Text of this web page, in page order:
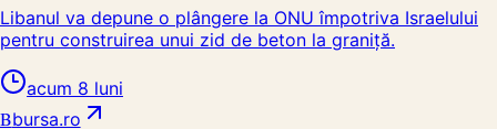
Libanul va depune o plângere la ONU împotriva Israelului
pentru construirea unui zid de beton la graniță.
acum 8 luni
Bbursa.ro